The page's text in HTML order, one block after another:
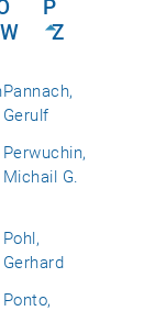
P
W Z
Pannach,
Gerulf
Perwuchin,
Michail G.
Pohl,
Gerhard
Ponto,